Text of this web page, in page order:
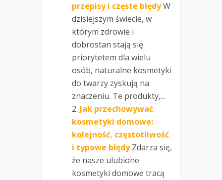
przepisy i częste błędyW
dzisiejszym świecie, w
którym zdrowie i
dobrostan stają się
priorytetem dla wielu
osób, naturalne kosmetyki
do twarzy zyskują na
znaczeniu. Te produkty,...
Jak przechowywać
kosmetyki domowe:
kolejność, częstotliwość
i typowe błędy Zdarza się,
że nasze ulubione
kosmetyki domowe tracą